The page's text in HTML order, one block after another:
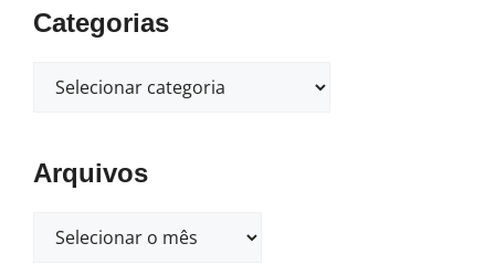
Categorias
Arquivos